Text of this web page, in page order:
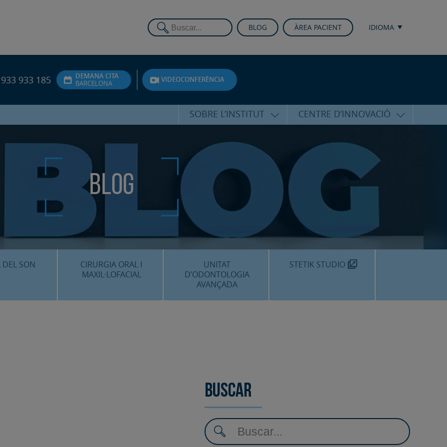
BLOG ÀREA PACIENT IDIOMA
933 933 185
DEMANA CITA
BARCELONA
VIDEOCONFERÈNCIA
SOBRE L’INSTITUT
ALFARO
ATENCIÓ PERSONALITZADA
UNITAT DE SUPORT
PSICOLÒGIC
SERVEIS INTERNACIONALS
CENTRE MÈDIC TEKNON
ON SOM?
CENTRE D’INNOVACIÓ
CONFERÈNCIES I CONGRESSOS
FORMACIÓ
PUBLICACIONS CIENTÍFIQUES
LA VEU DE L’EXPERT
Blog
SON
CIRURGIA ORAL I
MAXIL·LOFACIAL
UNITAT
D’ODONTOLOGIA
AVANÇADA
STETIK STUDIO
Buscar